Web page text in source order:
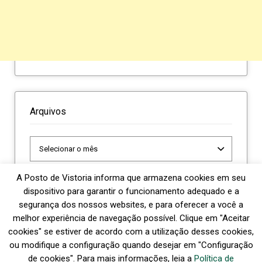
Arquivos
Política de Privacidade
A Posto de Vistoria informa que armazena cookies em seu
dispositivo para garantir o funcionamento adequado e a
segurança dos nossos websites, e para oferecer a você a
melhor experiência de navegação possível. Clique em "Aceitar
cookies" se estiver de acordo com a utilização desses cookies,
ou modifique a configuração quando desejar em "Configuração
de cookies". Para mais informações, leia a Política de